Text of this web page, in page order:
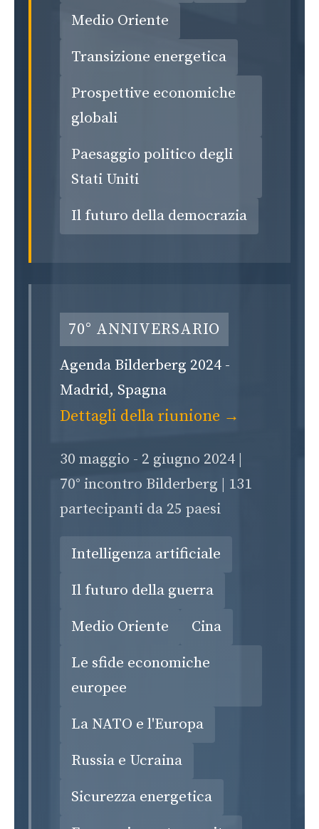
Medio Oriente
Transizione energetica
Prospettive economiche
globali
Paesaggio politico degli
Stati Uniti
Il futuro della democrazia
70° ANNIVERSARIO
Agenda Bilderberg 2024 -
Madrid, Spagna
Dettagli della riunione →
30 maggio - 2 giugno 2024 |
70° incontro Bilderberg | 131
partecipanti da 25 paesi
Intelligenza artificiale
Il futuro della guerra
Medio Oriente
Cina
Le sfide economiche
europee
La NATO e l'Europa
Russia e Ucraina
Sicurezza energetica